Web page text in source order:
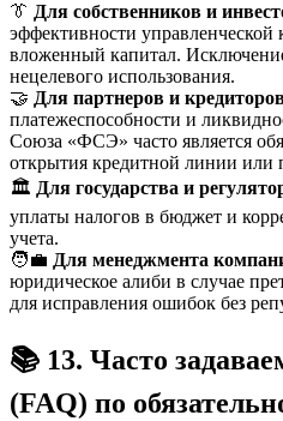
👔 Для собственников и
эффективности
вложенный капитал.
нецелевого использования.
🤝 Для партнеров и
платежеспособности и
Союза «ФСЭ» часто является
открытия кредитной линии или
🏛️ Для государства и
уплаты налогов в бюджет и
учета.
🧑‍💼 Для менеджмента
юридическое алиби в случае
для исправления ошибок без
📚 13. Часто
(FAQ) по